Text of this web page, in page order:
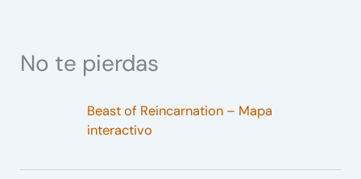
No te pierdas
Beast of Reincarnation – Mapa
interactivo